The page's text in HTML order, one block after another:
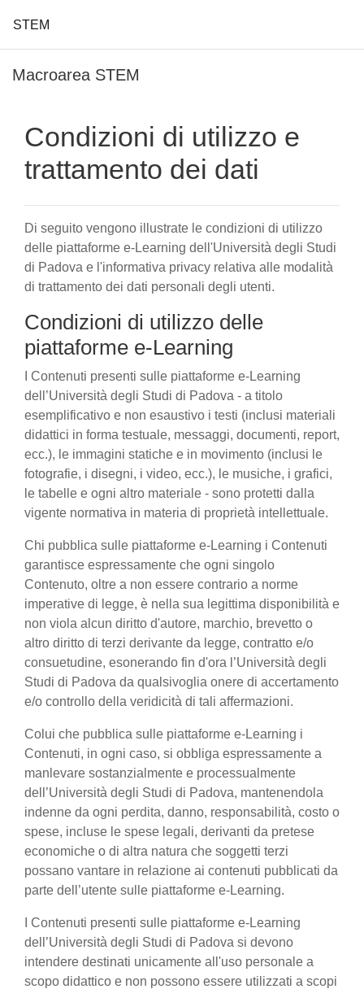
STEM
Macroarea STEM
Condizioni di utilizzo e
trattamento dei dati
Di seguito vengono illustrate le condizioni di utilizzo
delle piattaforme e-Learning dell'Università degli Studi
di Padova e l'informativa privacy relativa alle modalità
di trattamento dei dati personali degli utenti.
Condizioni di utilizzo delle
piattaforme e-Learning
I Contenuti presenti sulle piattaforme e-Learning
dell’Università degli Studi di Padova - a titolo
esemplificativo e non esaustivo i testi (inclusi materiali
didattici in forma testuale, messaggi, documenti, report,
ecc.), le immagini statiche e in movimento (inclusi le
fotografie, i disegni, i video, ecc.), le musiche, i grafici,
le tabelle e ogni altro materiale - sono protetti dalla
vigente normativa in materia di proprietà intellettuale.
Chi pubblica sulle piattaforme e-Learning i Contenuti
garantisce espressamente che ogni singolo
Contenuto, oltre a non essere contrario a norme
imperative di legge, è nella sua legittima disponibilità e
non viola alcun diritto d'autore, marchio, brevetto o
altro diritto di terzi derivante da legge, contratto e/o
consuetudine, esonerando fin d'ora l’Università degli
Studi di Padova da qualsivoglia onere di accertamento
e/o controllo della veridicità di tali affermazioni.
Colui che pubblica sulle piattaforme e-Learning i
Contenuti, in ogni caso, si obbliga espressamente a
manlevare sostanzialmente e processualmente
dell’Università degli Studi di Padova, mantenendola
indenne da ogni perdita, danno, responsabilità, costo o
spese, incluse le spese legali, derivanti da pretese
economiche o di altra natura che soggetti terzi
possano vantare in relazione ai contenuti pubblicati da
parte dell’utente sulle piattaforme e-Learning.
I Contenuti presenti sulle piattaforme e-Learning
dell’Università degli Studi di Padova si devono
intendere destinati unicamente all'uso personale a
scopo didattico e non possono essere utilizzati a scopi